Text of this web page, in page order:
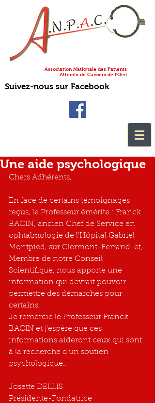
Association Nationale des Patients
Atteints de Cancers de l'Oeil
Suivez-nous sur Facebook
Une aide psychologique
Chers Adhérents,
En face de certains témoignages
reçus, le Professeur émérite : Franck
BACIN, ancien Chef de Service en
ophtalmologie de l'Hôpital Gabriel
Montpied, sur Clermont-Ferrand, et,
Membre de notre Conseil
Scientifique, nous apporte une
information qui devrait pouvoir
permettre des démarches pour
certains.
Je remercie le Professeur Franck
BACIN et j'espère que ces
informations aideront ceux qui sont
à la recherche d'un soutien
psychologique..
Josette DELLIS
Présidente-Fondatrice